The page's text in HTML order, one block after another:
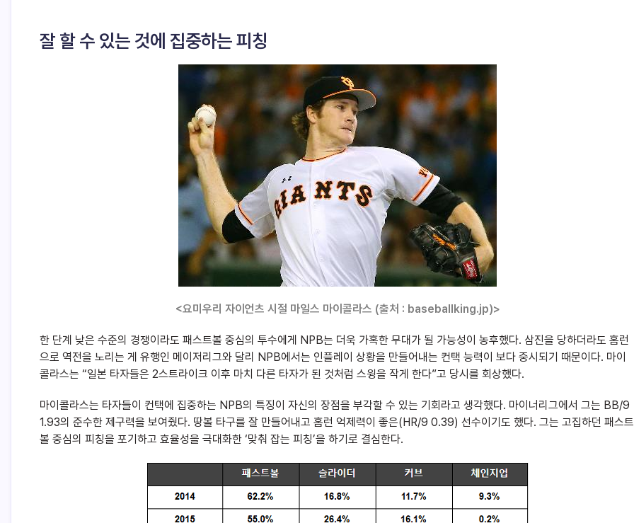
잘 할 수 있는 것에 집중하는 피칭
<요미우리 자이언츠 시절 마일스 마이콜라스 (출처 : baseballking.jp)>
한 단계 낮은 수준의 경쟁이라도 패스트볼 중심의 투수에게 NPB는 더욱 가혹한 무대가 될 가능성이 농후했다. 삼진을 당하더라도 홈런
으로 역전을 노리는 게 유행인 메이저리그와 달리 NPB에서는 인플레이 상황을 만들어내는 컨택 능력이 보다 중시되기 때문이다. 마이
콜라스는 “일본 타자들은 2스트라이크 이후 마치 다른 타자가 된 것처럼 스윙을 작게 한다”고 당시를 회상했다.
마이콜라스는 타자들이 컨택에 집중하는 NPB의 특징이 자신의 장점을 부각할 수 있는 기회라고 생각했다. 마이너리그에서 그는 BB/9
1.93의 준수한 제구력을 보여줬다. 땅볼 타구를 잘 만들어내고 홈런 억제력이 좋은(HR/9 0.39) 선수이기도 했다. 그는 고집하던 패스트
볼 중심의 피칭을 포기하고 효율성을 극대화한 ‘맞춰 잡는 피칭’을 하기로 결심한다.